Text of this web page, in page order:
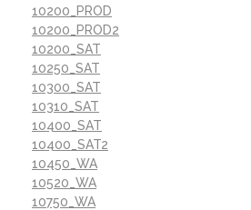
10200_PROD
10200_PROD2
10200_SAT
10250_SAT
10300_SAT
10310_SAT
10400_SAT
10400_SAT2
10450_WA
10520_WA
10750_WA